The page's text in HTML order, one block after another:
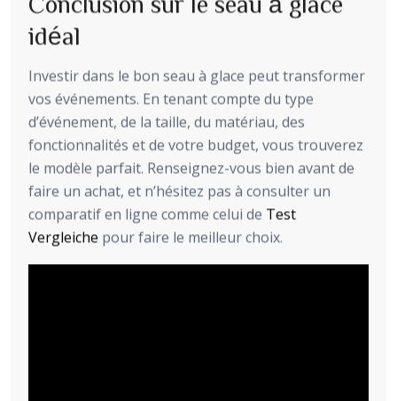
idéal
Investir dans le bon seau à glace peut transformer
vos événements. En tenant compte du type
d’événement, de la taille, du matériau, des
fonctionnalités et de votre budget, vous trouverez
le modèle parfait. Renseignez-vous bien avant de
faire un achat, et n’hésitez pas à consulter un
comparatif en ligne comme celui de Test
Vergleiche pour faire le meilleur choix.